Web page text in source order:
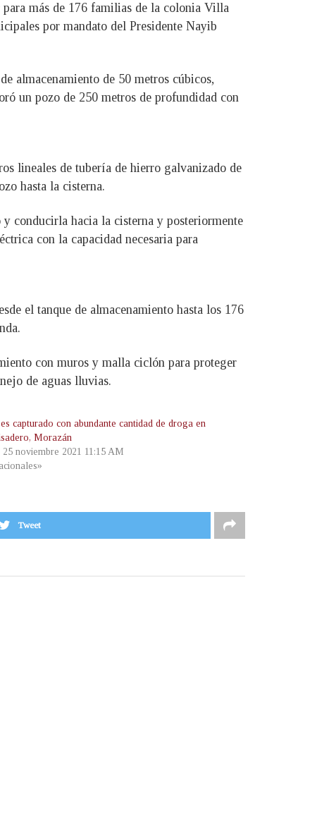
para más de 176 familias de la colonia Villa
por mandato del Presidente Nayib
almacenamiento de 50 metros cúbicos,
un pozo de 250 metros de profundidad con
lineales de tubería de hierro galvanizado de
hasta la cisterna.
conducirla hacia la cisterna y posteriormente
con la capacidad necesaria para
el tanque de almacenamiento hasta los 176
con muros y malla ciclón para proteger
de aguas lluvias.
capturado con abundante cantidad de droga en
Morazán
25 noviembre 2021 11:15 AM
Tweet